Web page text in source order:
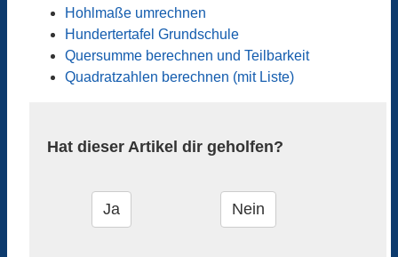
Hohlmaße umrechnen
Hundertertafel Grundschule
Quersumme berechnen und Teilbarkeit
Quadratzahlen berechnen (mit Liste)
Hat dieser Artikel dir geholfen?